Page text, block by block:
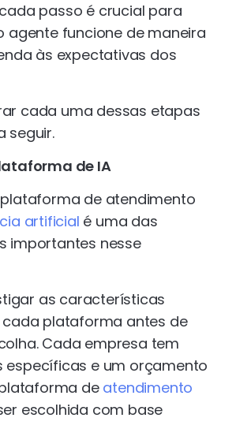
passo é crucial para
agente funcione de maneira
às expectativas dos
cada uma dessas etapas
seguir.
de IA
de atendimento
artificial é uma das
importantes nesse
as características
cada plataforma antes de
Cada empresa tem
específicas e um orçamento
de atendimento
escolhida com base